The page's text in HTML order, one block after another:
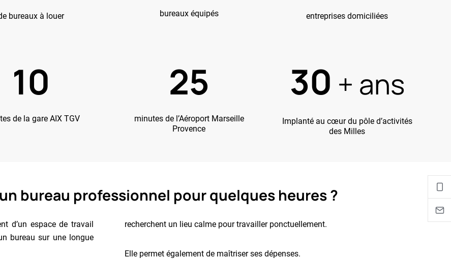
bureaux à louer bureaux équipés entreprises domiciliées
10
de la gare AIX TGV
25
minutes de l’Aéroport Marseille
Provence
30 + ans
Implanté au cœur du pôle d’activités
des Milles
bureau professionnel pour quelques heures ?
d’un espace de travail
bureau sur une longue
recherchent un lieu calme pour travailler ponctuellement.
Elle permet également de maîtriser ses dépenses.